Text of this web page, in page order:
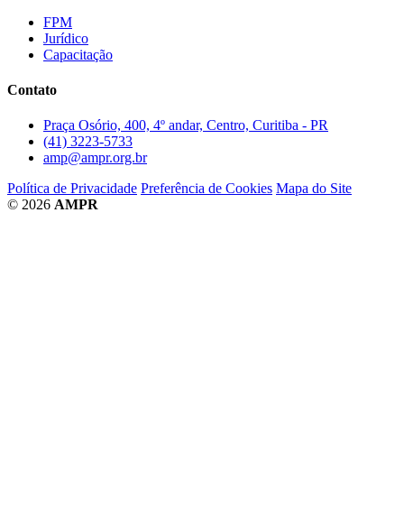
FPM
Jurídico
Capacitação
Contato
Praça Osório, 400, 4º andar, Centro, Curitiba - PR
(41) 3223-5733
amp@ampr.org.br
Política de Privacidade Preferência de Cookies Mapa do Site
© 2026 AMPR